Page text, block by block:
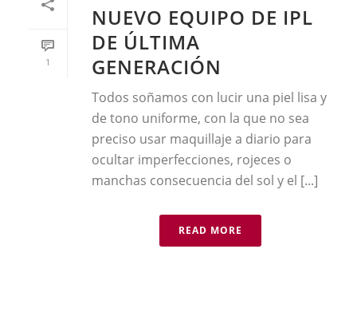
1
NUEVO EQUIPO DE IPL
DE ÚLTIMA
GENERACIÓN
Todos soñamos con lucir una piel lisa y
de tono uniforme, con la que no sea
preciso usar maquillaje a diario para
ocultar imperfecciones, rojeces o
manchas consecuencia del sol y el [...]
READ MORE